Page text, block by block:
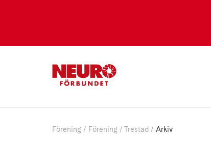
Förening Förening Trestad Arkiv